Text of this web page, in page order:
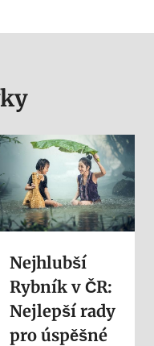
Nejhlubší
Rybník v ČR:
Nejlepší rady
pro úspěšné